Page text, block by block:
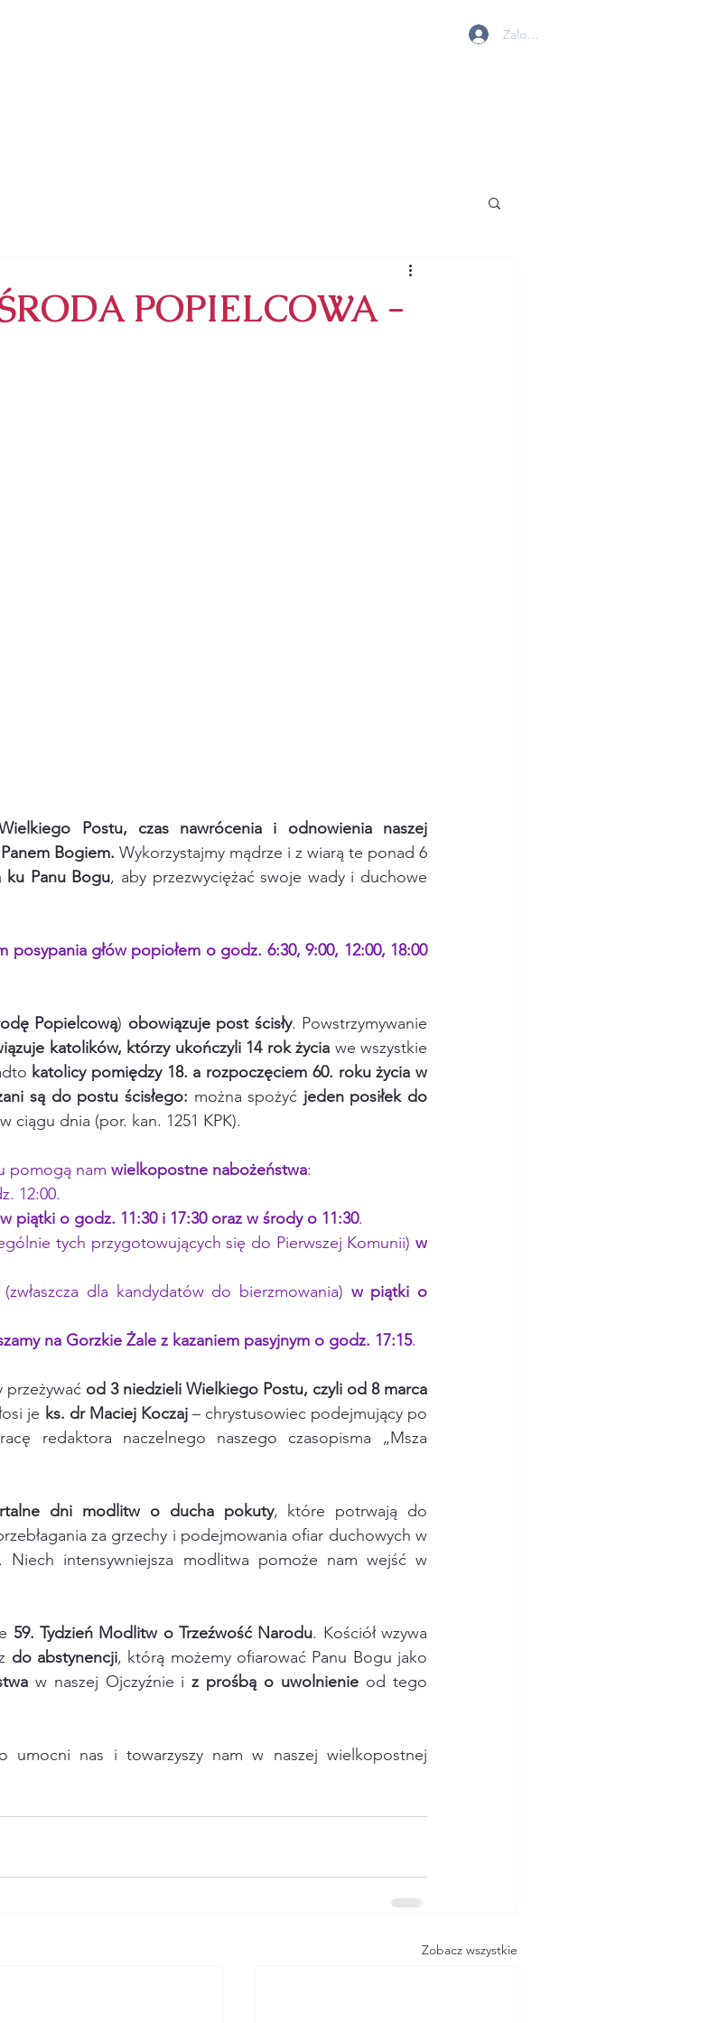
Zaloguj się
POPIELCOWA -
Postu, czas nawrócenia i odnowienia naszej
Bogiem. Wykorzystajmy mądrze i z wiarą te ponad 6
ku Panu Bogu, aby przezwyciężać swoje wady i duchowe
posypania głów popiołem o godz. 6:30, 9:00, 12:00, 18:00
Popielcową) obowiązuje post ścisły. Powstrzymywanie
katolików, którzy ukończyli 14 rok życia we wszystkie
katolicy pomiędzy 18. a rozpoczęciem 60. roku życia w
są do postu ścisłego: można spożyć jeden posiłek do
w ciągu dnia (por. kan. 1251 KPK).
pomogą nam wielkopostne nabożeństwa:
12:00.
piątki o godz. 11:30 i 17:30 oraz w środy o 11:30.
tych przygotowujących się do Pierwszej Komunii) w
(zwłaszcza dla kandydatów do bierzmowania) w piątki o
na Gorzkie Żale z kazaniem pasyjnym o godz. 17:15.
przeżywać od 3 niedzieli Wielkiego Postu, czyli od 8 marca
je ks. dr Maciej Koczaj – chrystusowiec podejmujący po
redaktora naczelnego naszego czasopisma „Msza
dni modlitw o ducha pokuty, które potrwają do
za grzechy i podejmowania ofiar duchowych w
Niech intensywniejsza modlitwa pomoże nam wejść w
59. Tydzień Modlitw o Trzeźwość Narodu. Kościół wzywa
do abstynencji
w naszej Ojczyźnie i z prośbą o uwolnienie od tego
umocni nas i towarzyszy nam w naszej wielkopostnej
Zobacz wszystkie